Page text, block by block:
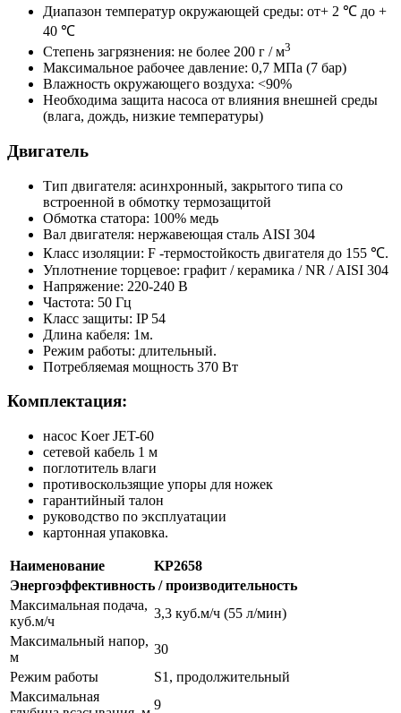
Диапазон температур окружающей среды: от+ 2 ℃ до +
40 ℃
Степень загрязнения: не более 200 г / м3
Максимальное рабочее давление: 0,7 МПа (7 бар)
Влажность окружающего воздуха: <90%
Необходима защита насоса от влияния внешней среды
(влага, дождь, низкие температуры)
Двигатель
Тип двигателя: асинхронный, закрытого типа со
встроенной в обмотку термозащитой
Обмотка статора: 100% медь
Вал двигателя: нержавеющая сталь AISI 304
Класс изоляции: F -термостойкость двигателя до 155 ℃.
Уплотнение торцевое: графит / керамика / NR / AISI 304
Напряжение: 220-240 В
Частота: 50 Гц
Класс защиты: IP 54
Длина кабеля: 1м.
Режим работы: длительный.
Потребляемая мощность 370 Вт
Комплектация:
насос Koer JET-60
сетевой кабель 1 м
поглотитель влаги
противоскользящие упоры для ножек
гарантийный талон
руководство по эксплуатации
картонная упаковка.
Наименование
KP2658
Энергоэффективность / производительность
Максимальная подача,
куб.м/ч
3,3 куб.м/ч (55 л/мин)
Максимальный напор,
м
30
Режим работы
S1, продолжительный
Максимальная
9